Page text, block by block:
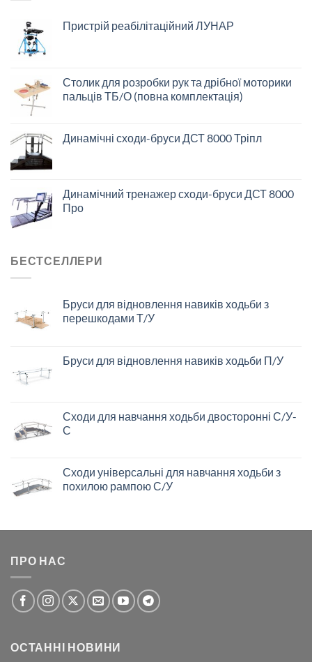
Пристрій реабілітаційний ЛУНАР
Столик для розробки рук та дрібної моторики
пальців ТБ/О (повна комплектація)
Динамічні сходи-бруси ДСТ 8000 Тріпл
Динамічний тренажер сходи-бруси ДСТ 8000
Про
БЕСТСЕЛЛЕРИ
Бруси для відновлення навиків ходьби з
перешкодами Т/У
Бруси для відновлення навиків ходьби П/У
Сходи для навчання ходьби двосторонні С/У-
С
Сходи універсальні для навчання ходьби з
похилою рампою С/У
ПРО НАС
ОСТАННІ НОВИНИ